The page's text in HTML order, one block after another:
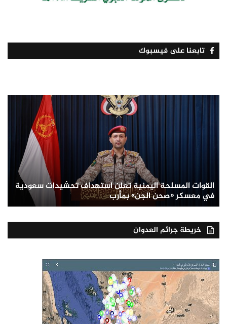
تابعنا على فيسبوك
القوات المسلحة اليمنية تعلن استهداف تحشيدات سعودية
في معسكر «صحن الجن» بمأرب
خريطة جرائم العدوان